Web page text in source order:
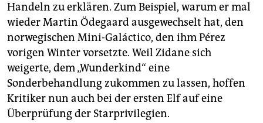
Handeln zu erklären. Zum Beispiel, warum er mal
wieder Martin Ödegaard ausgewechselt hat, den
norwegischen Mini-Galáctico, den ihm Pérez
vorigen Winter vorsetzte. Weil Zidane sich
weigerte, dem „Wunderkind“ eine
Sonderbehandlung zukommen zu lassen, hoffen
Kritiker nun auch bei der ersten Elf auf eine
Überprüfung der Starprivilegien.